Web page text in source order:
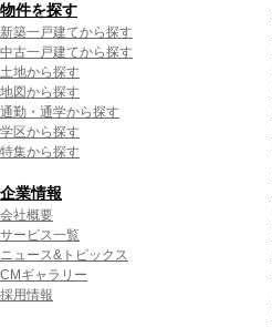
物件を探す
新築一戸建てから探す
中古一戸建てから探す
土地から探す
地図から探す
通勤・通学から探す
学区から探す
特集から探す
企業情報
会社概要
サービス一覧
ニュース&トピックス
CMギャラリー
採用情報